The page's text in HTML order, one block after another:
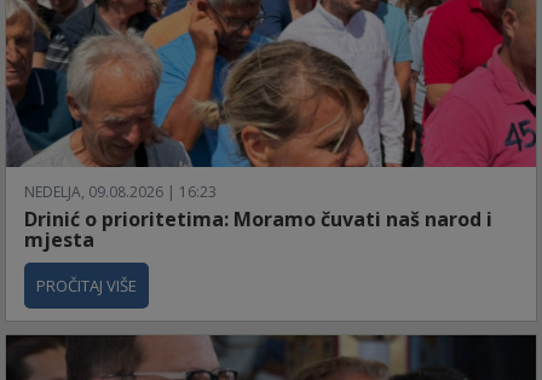
NEDELJA, 09.08.2026 | 16:23
Drinić o prioritetima: Moramo čuvati naš narod i
mjesta
PROČITAJ VIŠE